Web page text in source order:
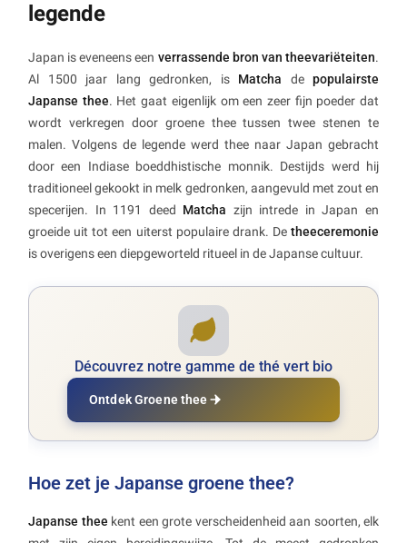
legende
Japan is eveneens een verrassende bron van theevariëteiten.
Al 1500 jaar lang gedronken, is Matcha de populairste
Japanse thee. Het gaat eigenlijk om een zeer fijn poeder dat
wordt verkregen door groene thee tussen twee stenen te
malen. Volgens de legende werd thee naar Japan gebracht
door een Indiase boeddhistische monnik. Destijds werd hij
traditioneel gekookt in melk gedronken, aangevuld met zout en
specerijen. In 1191 deed Matcha zijn intrede in Japan en
groeide uit tot een uiterst populaire drank. De theeceremonie
is overigens een diepgeworteld ritueel in de Japanse cultuur.
Découvrez notre gamme de thé vert bio
Ontdek Groene thee
Hoe zet je Japanse groene thee?
Japanse thee kent een grote verscheidenheid aan soorten, elk